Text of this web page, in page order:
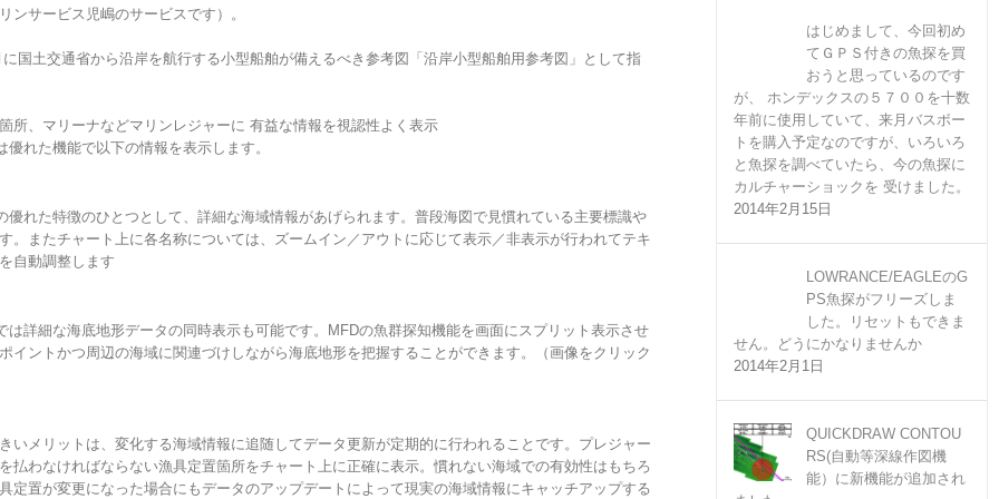
ンサービス児嶋のサービスです）。
国土交通省から沿岸を航行する小型船舶が備えるべき参考図「沿岸小型船舶用参考図」として指
所、マリーナなどマリンレジャーに 有益な情報を視認性よく表示
れた機能で以下の情報を表示します。
優れた特徴のひとつとして、詳細な海域情報があげられます。普段海図で見慣れている主要標識や
。またチャート上に各名称については、ズームイン／アウトに応じて表示／非表示が行われてテキ
自動調整します
は詳細な海底地形データの同時表示も可能です。MFDの魚群探知機能を画面にスプリット表示させ
イントかつ周辺の海域に関連づけしながら海底地形を把握することができます。（画像をクリック
いメリットは、変化する海域情報に追随してデータ更新が定期的に行われることです。プレジャー
払わなければならない漁具定置箇所をチャート上に正確に表示。慣れない海域での有効性はもちろ
定置が変更になった場合にもデータのアップデートによって現実の海域情報にキャッチアップする
はじめまして、今回初め
てＧＰＳ付きの魚探を買
おうと思っているのです
が、 ホンデックスの５７００を十数
年前に使用していて、来月バスボー
トを購入予定なのですが、いろいろ
と魚探を調べていたら、今の魚探に
カルチャーショックを 受けました。
2014年2月15日
LOWRANCE/EAGLEのG
PS魚探がフリーズしま
した。リセットもできま
せん。どうにかなりませんか
2014年2月1日
QUICKDRAW CONTOU
RS(自動等深線作図機
能）に新機能が追加され